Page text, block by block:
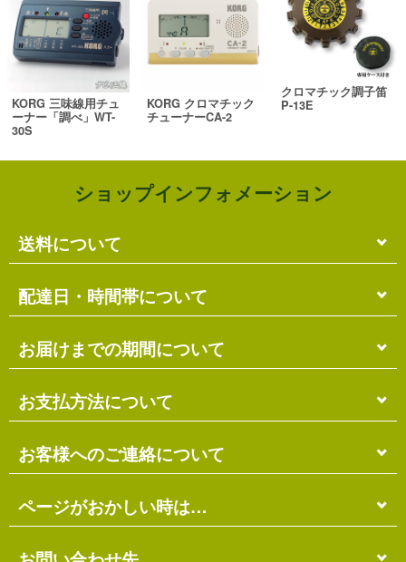
KORG 三味線用チュ
ーナー「調べ」WT-
30S
KORG クロマチック
チューナーCA-2
クロマチック調子笛
P-13E
ショップインフォメーション
送料について
単品のみの場合
各商品に記載の送料となります。
複数商品の場合
ます。
送料には梱包料も含まれています。
※ショッピングカートの仕組み上、送料が正しく計算
されない場合があります。
※商品の組み合わせによっては別梱包となり、送料が
別途必要となる場合があります。
※上記の際は、自動返信メール以降に改めて正しい送
料をお知らせします。
配達日・時間帯について
配達日・配達時間帯のご指定は出来ません。
お届け先に投函される「ご不在連絡票」より再配達希
望日・時間帯のご指定が可能ですので、こちらをご利
用ください。
お届けまでの期間について
在庫がある場合
ご注文確認日より3営業日以内の発送となります。
離島の場合、上記以上にお時間がかかる場合がありま
す。
品発送予定」メールにてご確認ください。
在庫切れの場合
お支払方法について
代金引換（＋400円）
商品配送時に配送員にお支払い下さい。
銀行振込（先払い）
お客様へのご連絡について
受注・確認・発送・修理など
各発生日より2営業日以内にメール・お電話にてご連
ページがおかしい時は…
当店のホームページは店主がHTMLとCSSを手打ちで